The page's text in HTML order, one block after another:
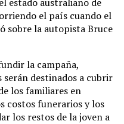
el país cuando el
sobre la autopista Bruce
la campaña,
destinados a cubrir
los familiares en
costos funerarios y los
los restos de la joven a